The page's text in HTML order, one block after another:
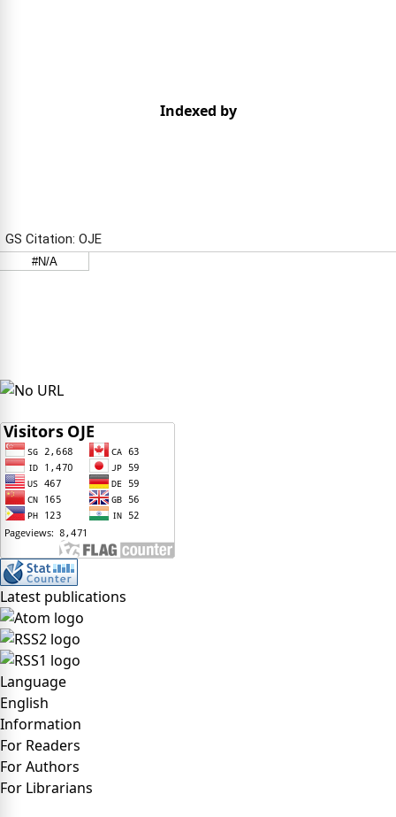
Indexed by
Latest publications
Language
English
Information
For Readers
For Authors
For Librarians